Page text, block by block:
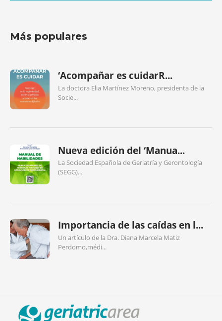
Más populares
‘Acompañar es cuidarR...
La doctora Elia Martínez Moreno, presidenta de la
Socie...
Nueva edición del ‘Manua...
La Sociedad Española de Geriatría y Gerontología
(SEGG)...
Importancia de las caídas en l...
Un artículo de la Dra. Diana Marcela Matiz
Perdomo,médi...